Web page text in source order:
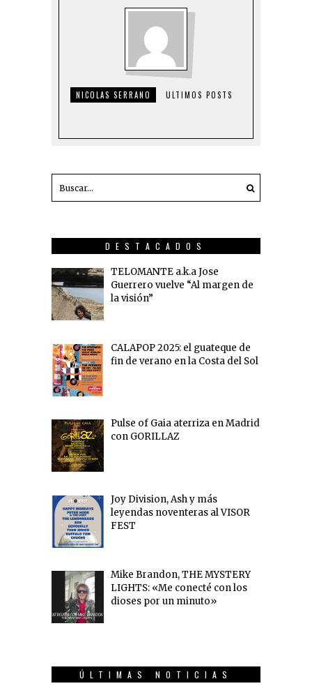
NICOLAS SERRANO ULTIMOS POSTS
DESTACADOS
TELOMANTE a.k.a Jose
Guerrero vuelve “Al margen de
la visión”
CALAPOP 2025: el guateque de
fin de verano en la Costa del Sol
Pulse of Gaia aterriza en Madrid
con GORILLAZ
Joy Division, Ash y más
leyendas noventeras al VISOR
FEST
Mike Brandon, THE MYSTERY
LIGHTS: «Me conecté con los
dioses por un minuto»
ÚLTIMAS NOTICIAS